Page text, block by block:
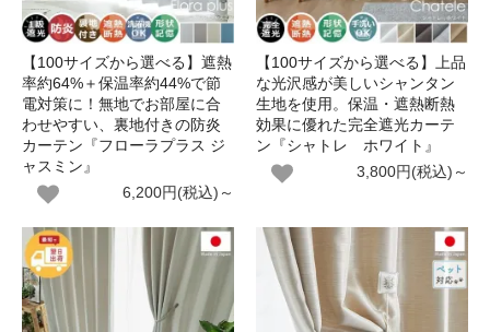
【100サイズから選べる】遮熱
率約64%＋保温率約44%で節
電対策に！無地でお部屋に合
わせやすい、裏地付きの防炎
カーテン『フローラプラス ジ
ャスミン』
6,200円(税込)～
【100サイズから選べる】上品
な光沢感が美しいシャンタン
生地を使用。保温・遮熱断熱
効果に優れた完全遮光カーテ
ン『シャトレ ホワイト』
3,800円(税込)～